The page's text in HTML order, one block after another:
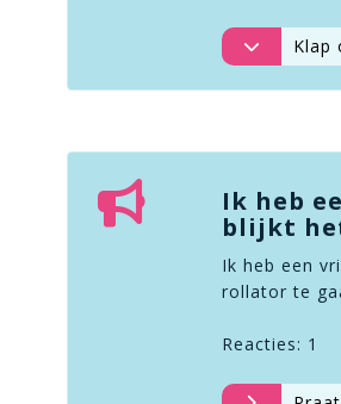
Klap
Ik heb
blijkt
Ik heb een
rollator te
Reacties: 1